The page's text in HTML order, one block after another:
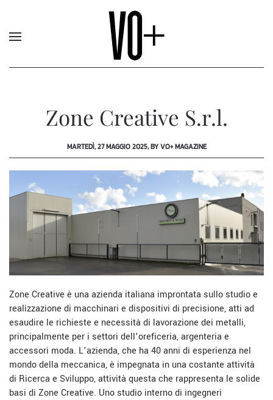
Zone Creative S.r.l.
MARTEDÌ, 27 MAGGIO 2025, BY VO+ MAGAZINE
Zone Creative è una azienda italiana improntata sullo studio e
realizzazione di macchinari e dispositivi di precisione, atti ad
esaudire le richieste e necessità di lavorazione dei metalli,
principalmente per i settori dell’oreficeria, argenteria e
accessori moda. L’azienda, che ha 40 anni di esperienza nel
mondo della meccanica, è impegnata in una costante attività
di Ricerca e Sviluppo, attività questa che rappresenta le solide
basi di Zone Creative. Uno studio interno di ingegneri